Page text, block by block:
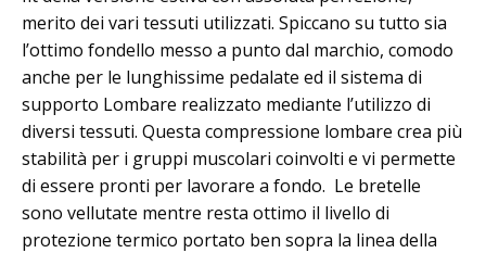
merito dei vari tessuti utilizzati. Spiccano su tutto sia
l’ottimo fondello messo a punto dal marchio, comodo
anche per le lunghissime pedalate ed il sistema di
supporto Lombare realizzato mediante l’utilizzo di
diversi tessuti. Questa compressione lombare crea più
stabilità per i gruppi muscolari coinvolti e vi permette
di essere pronti per lavorare a fondo. Le bretelle
sono vellutate mentre resta ottimo il livello di
protezione termico portato ben sopra la linea della